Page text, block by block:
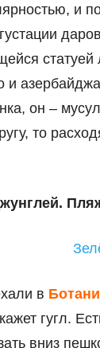
и
и
он –
то
в
гугл.
вниз